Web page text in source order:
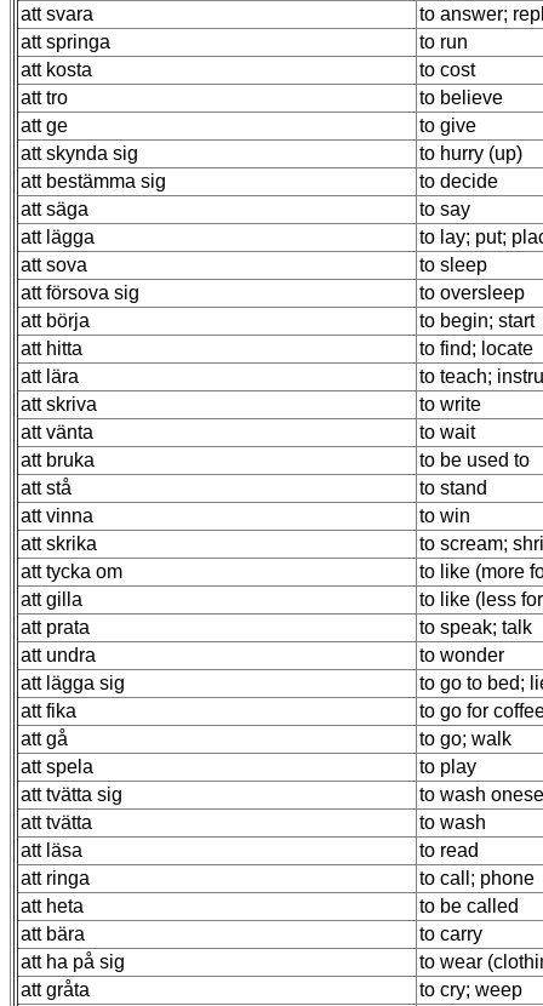
att svara
to answer;
att springa
to run
att kosta
to cost
att tro
to believe
att ge
to give
att skynda sig
to hurry (up)
att bestämma sig
to decide
att säga
to say
att lägga
to lay; put;
att sova
to sleep
att försova sig
to oversleep
att börja
to begin; start
att hitta
to find; locate
att lära
to teach;
att skriva
to write
att vänta
to wait
att bruka
to be used to
att stå
to stand
att vinna
to win
att skrika
to scream;
att tycka om
to like (more
att gilla
to like (less
att prata
to speak; talk
att undra
to wonder
att lägga sig
to go to bed;
att fika
to go for
att gå
to go; walk
att spela
to play
att tvätta sig
to wash
att tvätta
to wash
att läsa
to read
att ringa
to call; phone
att heta
to be called
att bära
to carry
att ha på sig
to wear
att gråta
to cry; weep